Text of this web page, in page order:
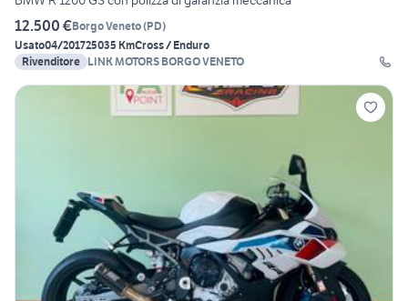
12.500 €Borgo Veneto(PD)
Usato04/201725035 KmCross / Enduro
Rivenditore LINK MOTORS BORGO VENETO